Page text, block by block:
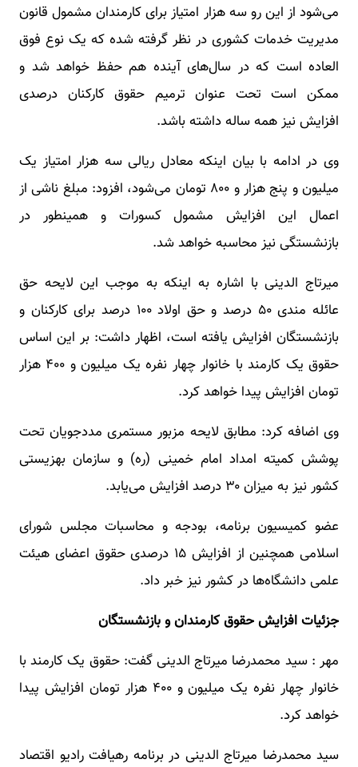
می‌شود از این رو سه هزار امتیاز برای کارمندان مشمول قانون
مدیریت خدمات کشوری در نظر گرفته شده که یک نوع فوق
العاده است که در سال‌های آینده هم حفظ خواهد شد و
ممکن است تحت عنوان ترمیم حقوق کارکنان درصدی
افزایش نیز همه ساله داشته باشد.
وی در ادامه با بیان اینکه معادل ریالی سه هزار امتیاز یک
میلیون و پنج هزار و ۸۰۰ تومان می‌شود، افزود: مبلغ ناشی از
اعمال این افزایش مشمول کسورات و همینطور در
بازنشستگی نیز محاسبه خواهد شد.
میرتاج الدینی با اشاره به اینکه به موجب این لایحه حق
عائله مندی ۵۰ درصد و حق اولاد ۱۰۰ درصد برای کارکنان و
بازنشستگان افزایش یافته است، اظهار داشت: بر این اساس
حقوق یک کارمند با خانوار چهار نفره یک میلیون و ۴۰۰ هزار
تومان افزایش پیدا خواهد کرد.
وی اضافه کرد: مطابق لایحه مزبور مستمری مددجویان تحت
پوشش کمیته امداد امام خمینی (ره) و سازمان بهزیستی
کشور نیز به میزان ۳۰ درصد افزایش می‌یابد.
عضو کمیسیون برنامه، بودجه و محاسبات مجلس شورای
اسلامی همچنین از افزایش ۱۵ درصدی حقوق اعضای هیئت
علمی دانشگاه‌ها در کشور نیز خبر داد.
جزئیات افزایش حقوق کارمندان و بازنشستگان​
مهر : سید محمدرضا میرتاج الدینی گفت: حقوق یک کارمند با
خانوار چهار نفره یک میلیون و ۴۰۰ هزار تومان افزایش پیدا
خواهد کرد.
سید محمدرضا میرتاج الدینی در برنامه رهیافت رادیو اقتصاد